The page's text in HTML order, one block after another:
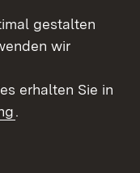
zur
gestalten
wir
erhalten Sie in
.